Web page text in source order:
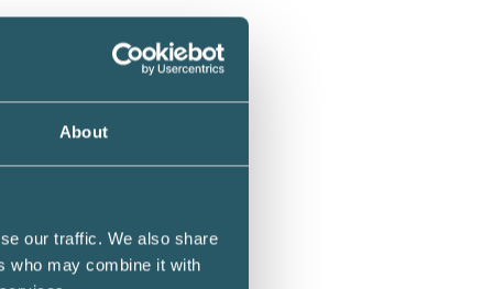
About
our traffic. We also share
who may combine it with